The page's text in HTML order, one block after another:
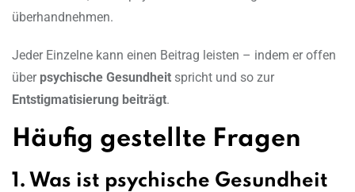
überhandnehmen.
Jeder Einzelne kann einen Beitrag leisten – indem er offen
über psychische Gesundheit spricht und so zur
Entstigmatisierung beiträgt.
Häufig gestellte Fragen
1. Was ist psychische Gesundheit